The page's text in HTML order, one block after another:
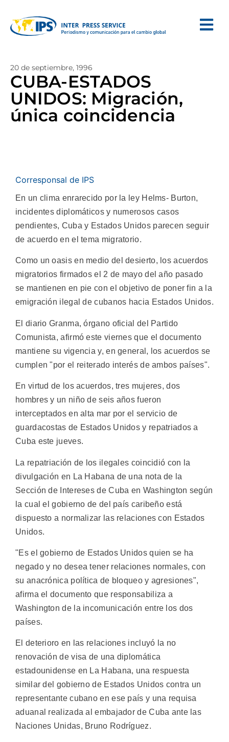
20 de septiembre, 1996
CUBA-ESTADOS
UNIDOS: Migración,
única coincidencia
Corresponsal de IPS
En un clima enrarecido por la ley Helms- Burton,
incidentes diplomáticos y numerosos casos
pendientes, Cuba y Estados Unidos parecen seguir
de acuerdo en el tema migratorio.
Como un oasis en medio del desierto, los acuerdos
migratorios firmados el 2 de mayo del año pasado
se mantienen en pie con el objetivo de poner fin a la
emigración ilegal de cubanos hacia Estados Unidos.
El diario Granma, órgano oficial del Partido
Comunista, afirmó este viernes que el documento
mantiene su vigencia y, en general, los acuerdos se
cumplen "por el reiterado interés de ambos países".
En virtud de los acuerdos, tres mujeres, dos
hombres y un niño de seis años fueron
interceptados en alta mar por el servicio de
guardacostas de Estados Unidos y repatriados a
Cuba este jueves.
La repatriación de los ilegales coincidió con la
divulgación en La Habana de una nota de la
Sección de Intereses de Cuba en Washington según
la cual el gobierno de del país caribeño está
dispuesto a normalizar las relaciones con Estados
Unidos.
"Es el gobierno de Estados Unidos quien se ha
negado y no desea tener relaciones normales, con
su anacrónica política de bloqueo y agresiones",
afirma el documento que responsabiliza a
Washington de la incomunicación entre los dos
países.
El deterioro en las relaciones incluyó la no
renovación de visa de una diplomática
estadounidense en La Habana, una respuesta
similar del gobierno de Estados Unidos contra un
representante cubano en ese país y una requisa
aduanal realizada al embajador de Cuba ante las
Naciones Unidas, Bruno Rodríguez.